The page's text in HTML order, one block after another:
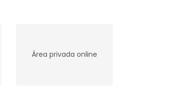
Área privada online